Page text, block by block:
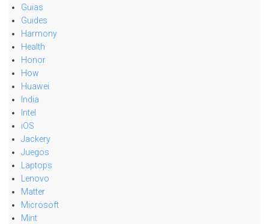
Guias
Guides
Harmony
Health
Honor
How
Huawei
India
Intel
iOS
Jackery
Juegos
Laptops
Lenovo
Matter
Microsoft
Mint